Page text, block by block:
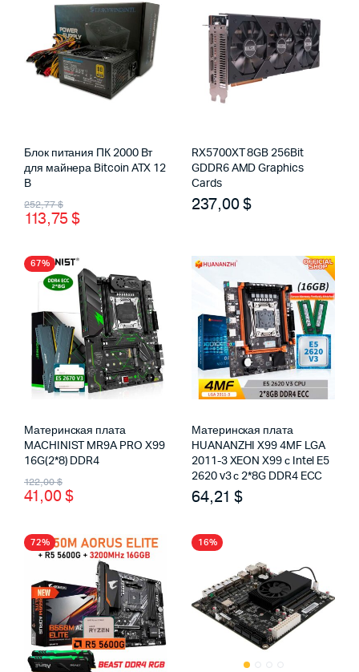
Блок питания ПК 2000 Вт
для майнера Bitcoin ATX 12
В
252,77$
Первоначальная
цена
252,77 $.
113,75$
Текущая
цена:
RX5700XT 8GB 256Bit
GDDR6 AMD Graphics
Cards
237,00$
67%
Материнская плата
MACHINIST MR9A PRO X99
16G(2*8) DDR4
122,00$
Первоначальная
цена
122,00 $.
41,00$
Текущая
цена:
Материнская плата
HUANANZHI X99 4MF LGA
2011-3 XEON X99 с Intel E5
2620 v3 с 2*8G DDR4 ECC
64,21 $
72% 16%